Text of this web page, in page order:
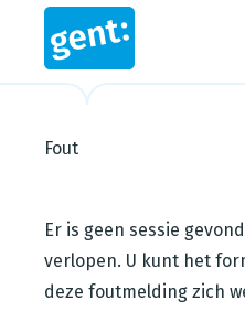
Fout
Steps in this
Er is geen sessie
verlopen. U kunt het
deze foutmelding zich